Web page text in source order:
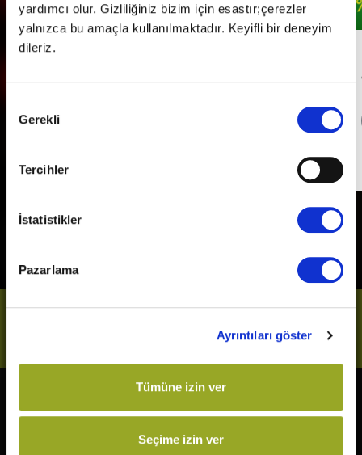
yardımcı olur. Gizliliğiniz bizim için esastır;çerezler
yalnızca bu amaçla kullanılmaktadır. Keyifli bir deneyim
dileriz.
Seçimi
Gerekli
Tercihler
İstatistikler
Pazarlama
Ayrıntıları göster
Tümüne izin ver
Seçime izin ver
Her Pazartesi Halk Günü!
Bizi Takip Et
Vizyonda
Örümcek-Adam: Yepyeni Bir
Yakında
Kurtuluş Projesi